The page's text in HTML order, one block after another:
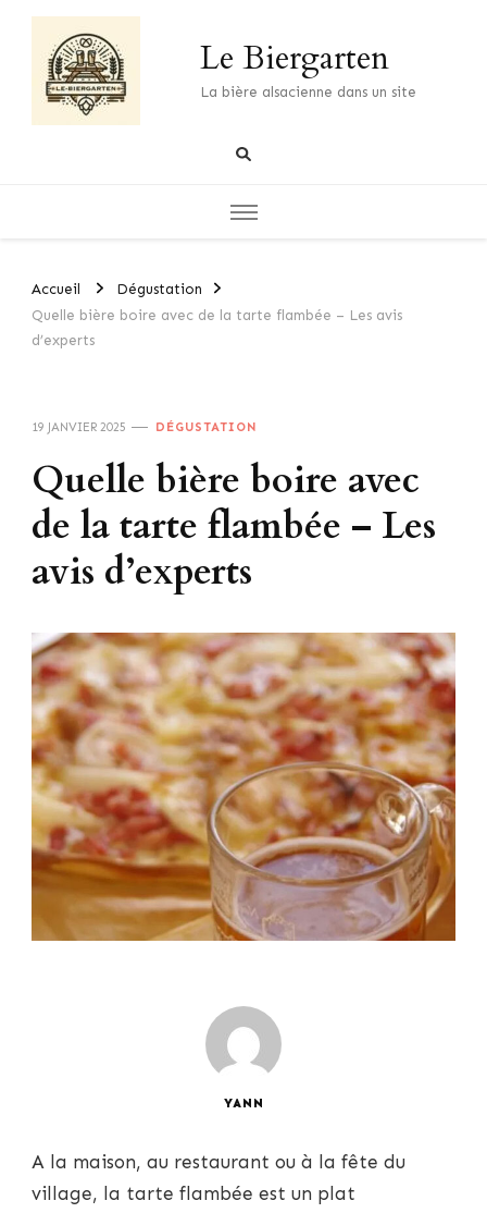
Le Biergarten
La bière alsacienne dans un site
Accueil
Dégustation
Quelle bière boire avec de la tarte flambée – Les avis
d’experts
19 JANVIER 2025 DÉGUSTATION
Quelle bière boire avec
de la tarte flambée – Les
avis d’experts
YANN
A la maison, au restaurant ou à la fête du
village, la tarte flambée est un plat